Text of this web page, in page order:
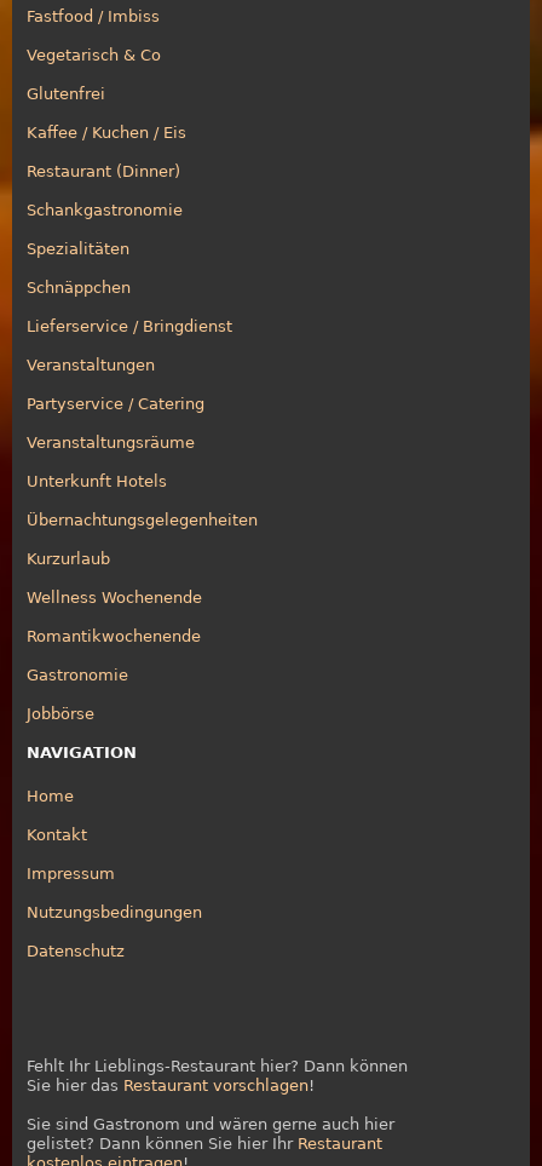
Fastfood / Imbiss
Vegetarisch & Co
Glutenfrei
Kaffee / Kuchen / Eis
Restaurant (Dinner)
Schankgastronomie
Spezialitäten
Schnäppchen
Lieferservice / Bringdienst
Veranstaltungen
Partyservice / Catering
Veranstaltungsräume
Unterkunft Hotels
Übernachtungsgelegenheiten
Kurzurlaub
Wellness Wochenende
Romantikwochenende
Gastronomie
Jobbörse
NAVIGATION
Home
Kontakt
Impressum
Nutzungsbedingungen
Datenschutz
Fehlt Ihr Lieblings-Restaurant hier? Dann können
Sie hier das Restaurant vorschlagen!
Sie sind Gastronom und wären gerne auch hier
gelistet? Dann können Sie hier Ihr Restaurant